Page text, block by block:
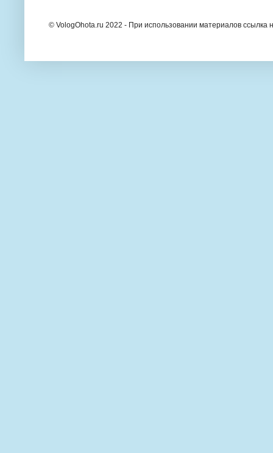
© VologOhota.ru 2022 - При использовании материалов ссылка